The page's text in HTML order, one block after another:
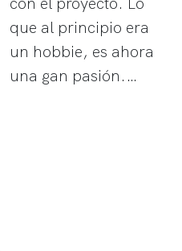
que al principio era
un hobbie, es ahora
una gan pasión.…